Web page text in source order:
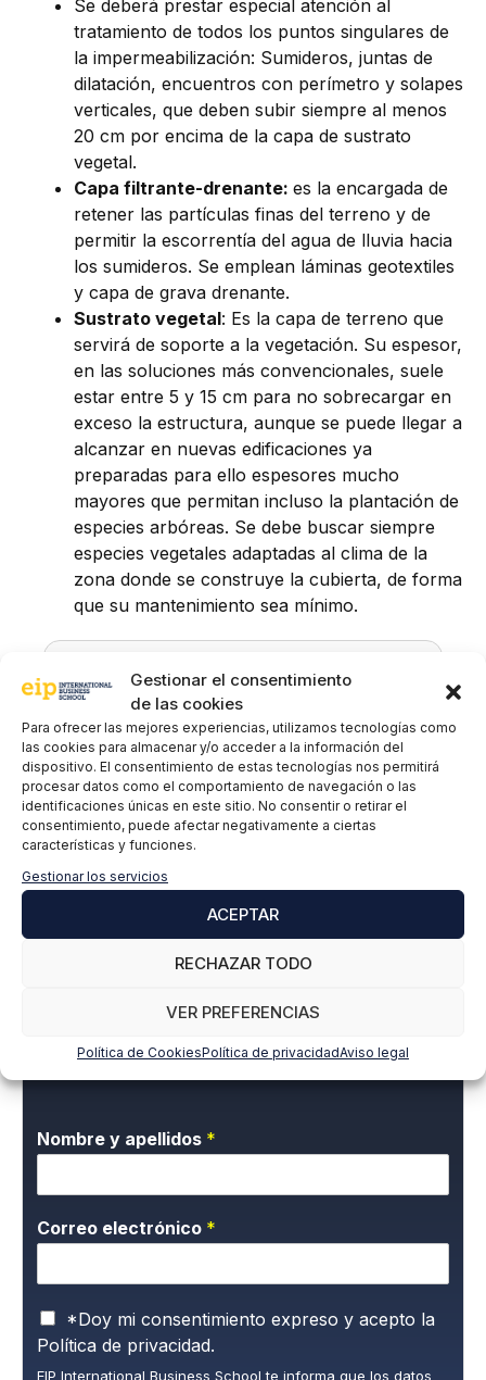
Gestionar el consentimiento
de las cookies
Para ofrecer las mejores experiencias, utilizamos tecnologías como
las cookies para almacenar y/o acceder a la información del
dispositivo. El consentimiento de estas tecnologías nos permitirá
procesar datos como el comportamiento de navegación o las
identificaciones únicas en este sitio. No consentir o retirar el
consentimiento, puede afectar negativamente a ciertas
características y funciones.
Gestionar los servicios
ACEPTAR
RECHAZAR TODO
VER PREFERENCIAS
Política de CookiesPolítica de privacidadAviso legal
Se deberá prestar especial atención al
tratamiento de todos los puntos singulares de
la impermeabilización: Sumideros, juntas de
dilatación, encuentros con perímetro y solapes
verticales, que deben subir siempre al menos
20 cm por encima de la capa de sustrato
vegetal.
Capa filtrante-drenante: es la encargada de
retener las partículas finas del terreno y de
permitir la escorrentía del agua de lluvia hacia
los sumideros. Se emplean láminas geotextiles
y capa de grava drenante.
Sustrato vegetal: Es la capa de terreno que
servirá de soporte a la vegetación. Su espesor,
en las soluciones más convencionales, suele
estar entre 5 y 15 cm para no sobrecargar en
exceso la estructura, aunque se puede llegar a
alcanzar en nuevas edificaciones ya
preparadas para ello espesores mucho
mayores que permitan incluso la plantación de
especies arbóreas. Se debe buscar siempre
especies vegetales adaptadas al clima de la
zona donde se construye la cubierta, de forma
que su mantenimiento sea mínimo.
Ricardo Carballo
LinkedIn
Suscríbete a nuestra newsletter para estar
al día de todas las novedades
Nombre y apellidos *
Correo electrónico *
P
o
l
*Doy mi consentimiento expreso y acepto la
Política de privacidad.
EIP International Business School te informa que los datos